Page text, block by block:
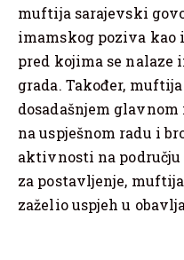
muftija sarajevski
imamskog poziva
pred kojima se
grada. Također,
dosadašnjem
na uspješnom radu i
aktivnosti na
za postavljenje,
zaželio uspjeh u